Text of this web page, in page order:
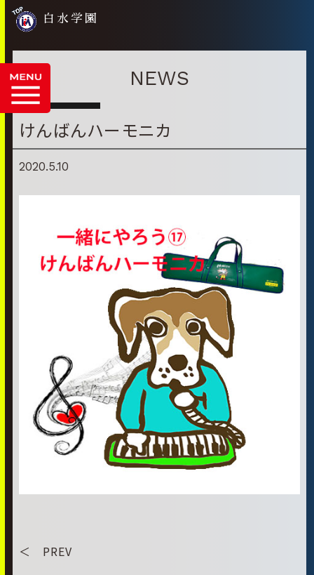
白水学園
NEWS
けんばんハーモニカ
2020.5.10
＜ PREV